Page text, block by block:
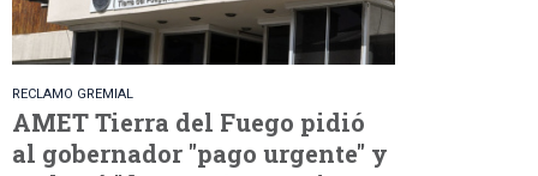
RECLAMO GREMIAL
AMET Tierra del Fuego pidió
al gobernador "pago urgente" y